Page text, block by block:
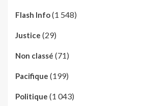
Flash Info(1 548)
Justice (29)
Non classé (71)
Pacifique (199)
Politique (1 043)